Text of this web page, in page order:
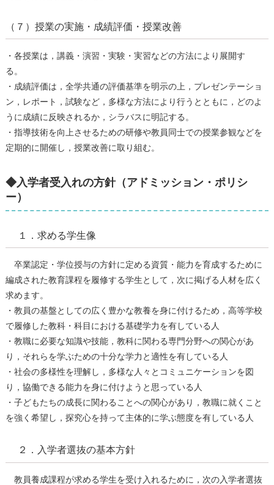
（７）授業の実施・成績評価・授業改善
・各授業は，講義・演習・実験・実習などの方法により展開す
る。
・成績評価は，全学共通の評価基準を明⽰の上，プレゼンテーショ
ン，レポート，試験など，多様な⽅法により⾏うとともに，どのよ
うに成績に反映されるか，シラバスに明記する。
・指導技術を向上させるための研修や教員同⼠での授業参観などを
定期的に開催し，授業改善に取り組む。
◆入学者受入れの方針（アドミッション・ポリシ
ー）
１．求める学生像
卒業認定・学位授与の⽅針に定める資質・能⼒を育成するために
編成された教育課程を履修する学⽣として，次に掲げる⼈材を広く
求めます。
・教員の基盤としての広く豊かな教養を⾝に付けるため，⾼等学校
で履修した教科・科⽬における基礎学⼒を有している⼈
・教職に必要な知識や技能，教科に関わる専⾨分野への関⼼があ
り，それらを学ぶための⼗分な学⼒と適性を有している⼈
・社会の多様性を理解し，多様な⼈々とコミュニケーションを図
り，協働できる能⼒を⾝に付けようと思っている⼈
・⼦どもたちの成⻑に関わることへの関⼼があり，教職に就くこと
を強く希望し，探究⼼を持って主体的に学ぶ態度を有している⼈
２．入学者選抜の基本方針
教員養成課程が求める学⽣を受け⼊れるために，次の⼊学者選抜